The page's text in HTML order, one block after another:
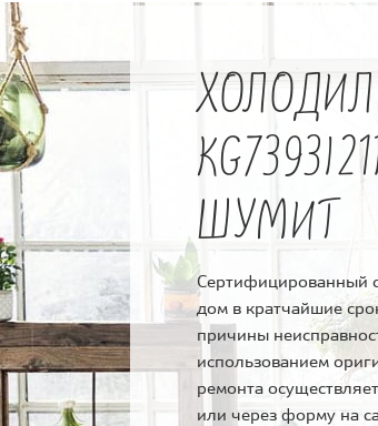
ШУМИТ
Сертифицированный
дом в кратчайшие
причины
использованием
ремонта
или через форму на